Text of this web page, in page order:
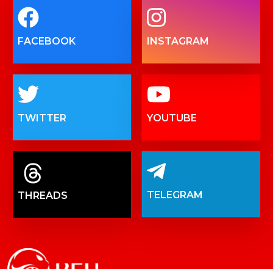
FACEBOOK INSTAGRAM
TWITTER YOUTUBE
THREADS TELEGRAM